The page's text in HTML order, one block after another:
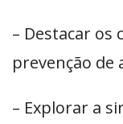
– Destacar os
prevenção de
– Explorar a